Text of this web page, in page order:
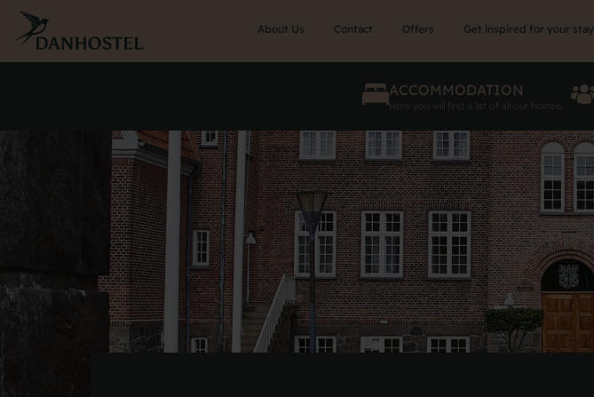
main
content
About Us Contact Offers Get inspired for your stay
ACCOMMODATION
Here you will find a list of all our hostels